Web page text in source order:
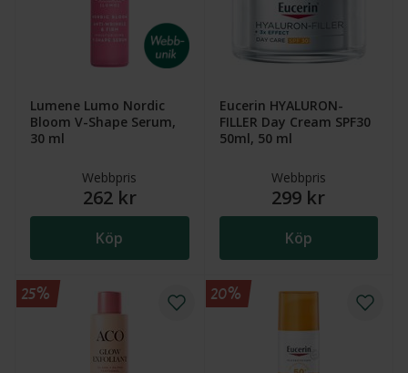
Lumene Lumo Nordic
Bloom V-Shape Serum,
30 ml
Webbpris
262 kr
Köp
Eucerin HYALURON-
FILLER Day Cream SPF30
50ml, 50 ml
Webbpris
299 kr
Köp
25% 20%